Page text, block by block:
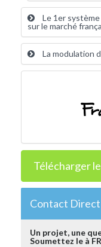
Le 1er
sur le marché
La modulation
Télécharger
Contact Direct
Un projet, une
Soumettez le à